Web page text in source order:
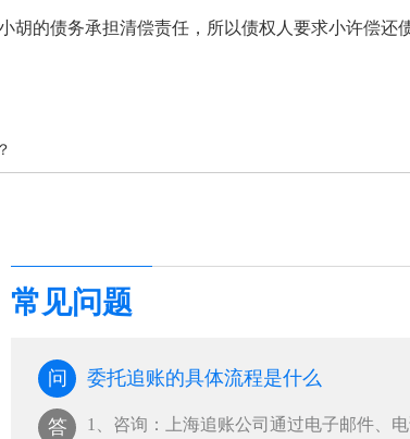
的债务承担清偿责任，所以债权人要求小许偿还
常见问题
问 委托追账的具体流程是什么
答
1、咨询：上海追账公司通过电子邮件、